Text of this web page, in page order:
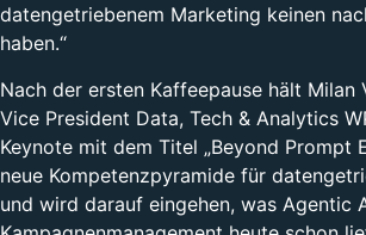
datengetriebenem Marketing keinen
haben.“
Nach der ersten Kaffeepause hält Milan
Vice President Data, Tech & Analytics
Keynote mit dem Titel „Beyond Prompt
neue Kompetenzpyramide für
und wird darauf eingehen, was Agentic